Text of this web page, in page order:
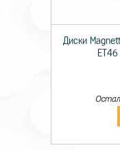
Диски
ET46